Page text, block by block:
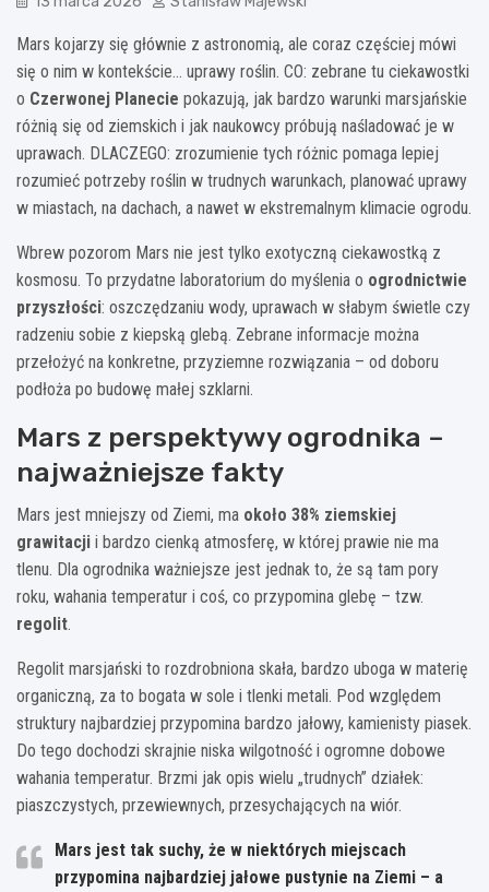
Mars kojarzy się głównie z astronomią, ale coraz częściej mówi
się o nim w kontekście… uprawy roślin. CO: zebrane tu ciekawostki
o Czerwonej Planecie pokazują, jak bardzo warunki marsjańskie
różnią się od ziemskich i jak naukowcy próbują naśladować je w
uprawach. DLACZEGO: zrozumienie tych różnic pomaga lepiej
rozumieć potrzeby roślin w trudnych warunkach, planować uprawy
w miastach, na dachach, a nawet w ekstremalnym klimacie ogrodu.
Wbrew pozorom Mars nie jest tylko exotyczną ciekawostką z
kosmosu. To przydatne laboratorium do myślenia o ogrodnictwie
przyszłości: oszczędzaniu wody, uprawach w słabym świetle czy
radzeniu sobie z kiepską glebą. Zebrane informacje można
przełożyć na konkretne, przyziemne rozwiązania – od doboru
podłoża po budowę małej szklarni.
Mars z perspektywy ogrodnika –
najważniejsze fakty
Mars jest mniejszy od Ziemi, ma około 38% ziemskiej
grawitacji i bardzo cienką atmosferę, w której prawie nie ma
tlenu. Dla ogrodnika ważniejsze jest jednak to, że są tam pory
roku, wahania temperatur i coś, co przypomina glebę – tzw.
regolit.
Regolit marsjański to rozdrobniona skała, bardzo uboga w materię
organiczną, za to bogata w sole i tlenki metali. Pod względem
struktury najbardziej przypomina bardzo jałowy, kamienisty piasek.
Do tego dochodzi skrajnie niska wilgotność i ogromne dobowe
wahania temperatur. Brzmi jak opis wielu „trudnych” działek:
piaszczystych, przewiewnych, przesychających na wiór.
Mars jest tak suchy, że w niektórych miejscach
przypomina najbardziej jałowe pustynie na Ziemi – a